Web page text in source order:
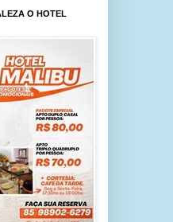
O HOTEL